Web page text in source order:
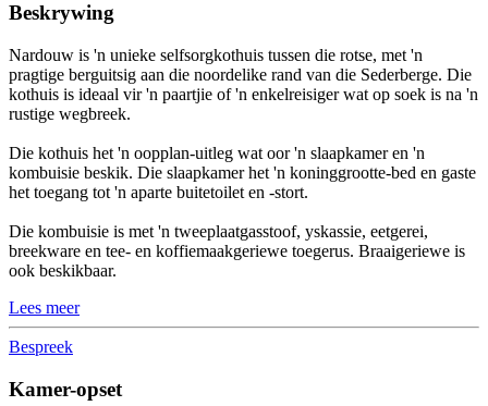
Beskrywing
Nardouw is 'n unieke selfsorgkothuis tussen die rotse, met 'n
pragtige berguitsig aan die noordelike rand van die Sederberge. Die
kothuis is ideaal vir 'n paartjie of 'n enkelreisiger wat op soek is na 'n
rustige wegbreek.
Die kothuis het 'n oopplan-uitleg wat oor 'n slaapkamer en 'n
kombuisie beskik. Die slaapkamer het 'n koninggrootte-bed en gaste
het toegang tot 'n aparte buitetoilet en -stort.
Die kombuisie is met 'n tweeplaatgasstoof, yskassie, eetgerei,
breekware en tee- en koffiemaakgeriewe toegerus. Braaigeriewe is
ook beskikbaar.
Lees meer
Bespreek
Kamer-opset